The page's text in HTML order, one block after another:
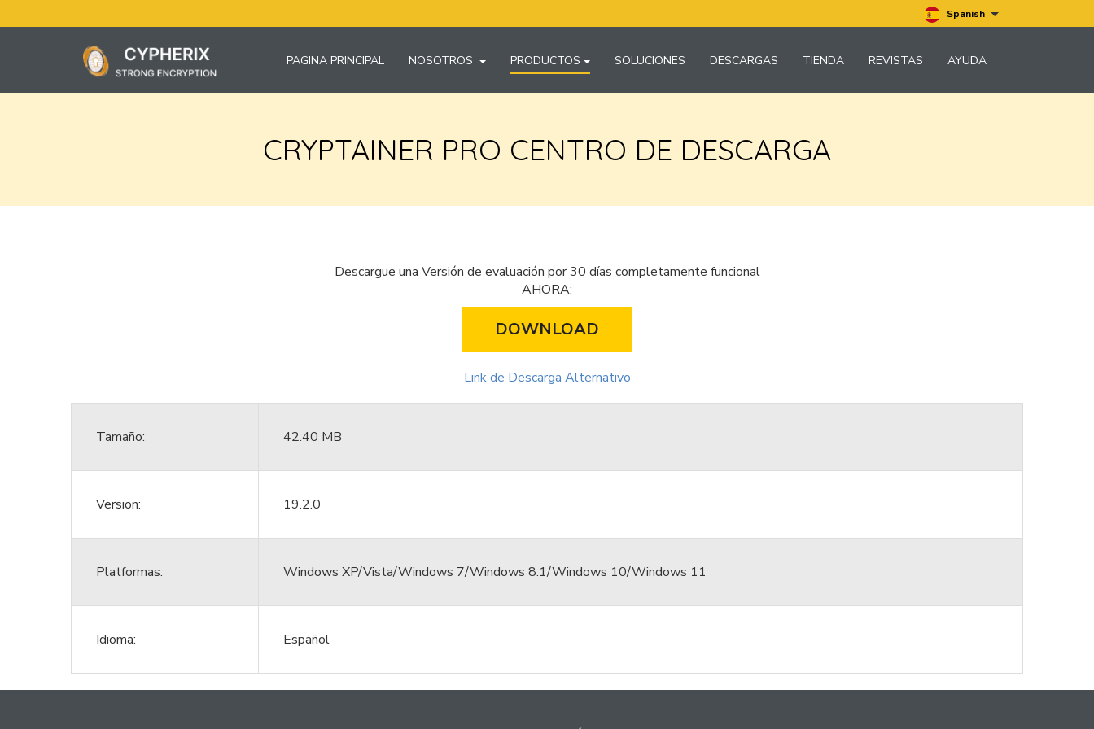
Spanish
PAGINA PRINCIPAL NOSOTROS PRODUCTOS SOLUCIONES DESCARGAS TIENDA REVISTAS AYUDA
CRYPTAINER PRO CENTRO DE DESCARGA
Descargue una Versión de evaluación por 30 días completamente funcional
AHORA:
DOWNLOAD
Link de Descarga Alternativo
Tamaño: 42.40 MB
Version: 19.2.0
Platformas: Windows XP/Vista/Windows 7/Windows 8.1/Windows 10/Windows 11
Idioma: Español